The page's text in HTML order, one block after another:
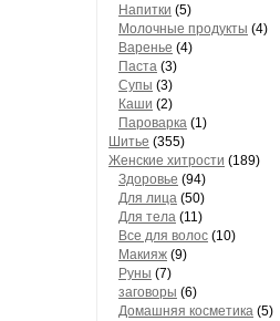
Напитки (5)
Молочные продукты (4)
Варенье (4)
Паста (3)
Супы (3)
Каши (2)
Пароварка (1)
Шитье (355)
Женские хитрости (189)
Здоровье (94)
Для лица (50)
Для тела (11)
Все для волос (10)
Макияж (9)
Руны (7)
заговоры (6)
Домашняя косметика (5)